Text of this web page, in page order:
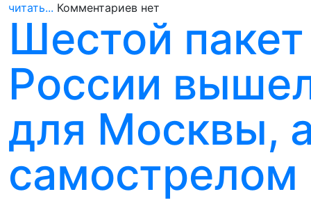
читать... Комментариев нет
Шестой
России
для Москвы,
самострелом